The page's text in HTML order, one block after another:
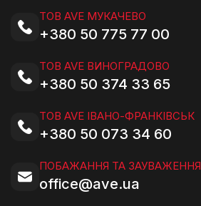
ТОВ AVE МУКАЧЕВО
+380 50 775 77 00
ТОВ AVE ВИНОГРАДОВО
+380 50 374 33 65
ТОВ AVE ІВАНО-ФРАНКІВСЬК
+380 50 073 34 60
ПОБАЖАННЯ ТА ЗАУВАЖЕННЯ
office@ave.ua